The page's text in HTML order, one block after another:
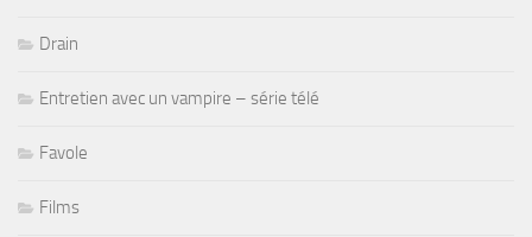
Drain
Entretien avec un vampire – série télé
Favole
Films